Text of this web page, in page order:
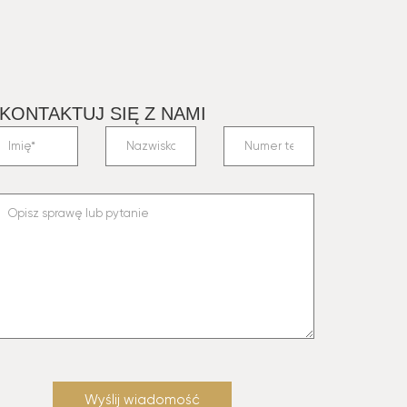
SIĘ Z NAMI